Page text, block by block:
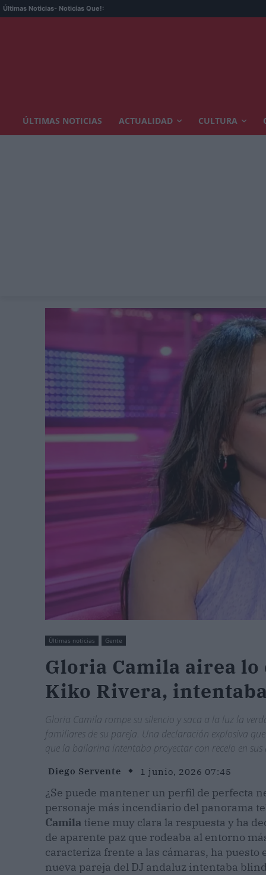
Últimas Noticias- Noticias Que!:
ÚLTIMAS NOTICIAS ACTUALIDAD CULTURA
Últimas noticias Gente
Gloria Camila airea lo
Kiko Rivera,
Gloria Camila rompe su silencio y saca a la luz la
familiares de su pareja. Una declaración explosiva
que la bailarina intentaba proyectar con recelo en sus
Diego Servente 1 junio, 2026 07:45
¿Se puede mantener un perfil de perfecta
personaje más incendiario del panorama
Camila tiene muy clara la respuesta y ha
de aparente paz que rodeaba al entorno
caracteriza frente a las cámaras, ha
nueva pareja del DJ andaluz intentaba